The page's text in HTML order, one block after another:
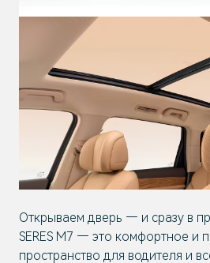
Открываем дверь — и сразу в
SERES M7 — это комфортное и
пространство для водителя и